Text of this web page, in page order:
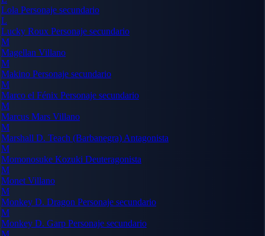
Lola Personaje secundario
L
Lucky Roux Personaje secundario
M
Magellan Villano
M
Makino Personaje secundario
M
Marco el Fénix Personaje secundario
M
Marcus Mars Villano
M
Marshall D. Teach (Barbanegra) Antagonista
M
Momonosuke Kozuki Deuteragonista
M
Monet Villano
M
Monkey D. Dragon Personaje secundario
M
Monkey D. Garp Personaje secundario
M